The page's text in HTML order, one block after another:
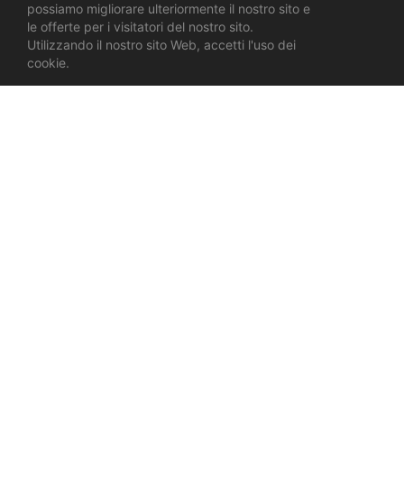
possiamo migliorare ulteriormente il nostro sito e
le offerte per i visitatori del nostro sito.
Utilizzando il nostro sito Web, accetti l'uso dei
cookie.